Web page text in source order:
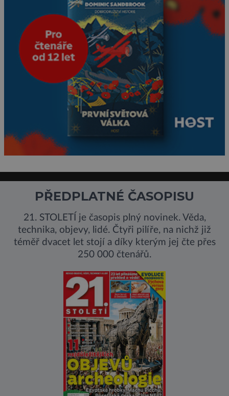
PŘEDPLATNÉ ČASOPISU
21. STOLETÍ je časopis plný novinek. Věda,
technika, objevy, lidé. Čtyři pilíře, na nichž již
téměř dvacet let stojí a díky kterým jej čte přes
250 000 čtenářů.